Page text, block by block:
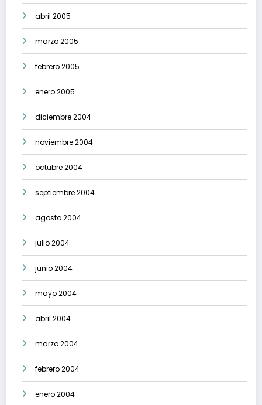
abril 2005
marzo 2005
febrero 2005
enero 2005
diciembre 2004
noviembre 2004
octubre 2004
septiembre 2004
agosto 2004
julio 2004
junio 2004
mayo 2004
abril 2004
marzo 2004
febrero 2004
enero 2004